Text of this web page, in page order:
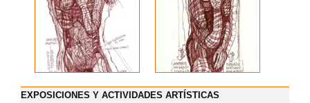
EXPOSICIONES Y ACTIVIDADES ARTÍSTICAS